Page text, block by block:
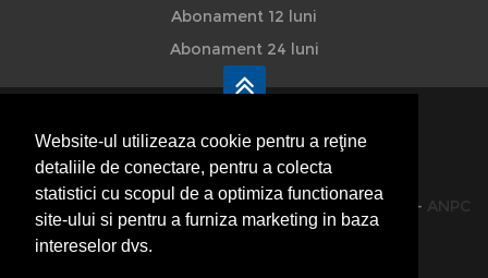
Website-ul utilizeaza cookie pentru a reţine
detaliile de conectare, pentru a colecta
statistici cu scopul de a optimiza functionarea
site-ului si pentru a furniza marketing in baza
intereselor dvs.
Abonament 12 luni
Abonament 24 luni
HVP - Hoteluri Vile Pensiuni
© 2014-2026 Powered byVilonMedia&TekaBility - ANPC
SOL